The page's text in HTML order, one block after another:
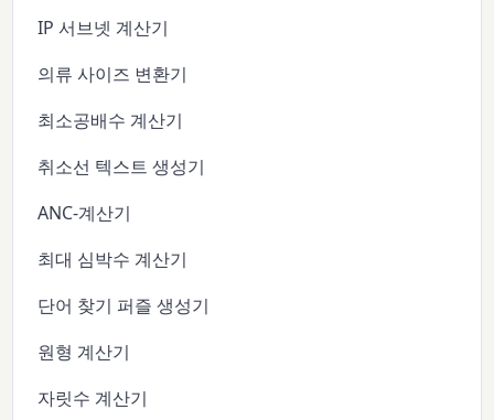
IP 서브넷 계산기
의류 사이즈 변환기
최소공배수 계산기
취소선 텍스트 생성기
ANC-계산기
최대 심박수 계산기
단어 찾기 퍼즐 생성기
원형 계산기
자릿수 계산기